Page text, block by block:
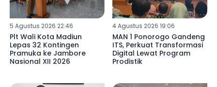
5 Agustus 2026 22:46
Plt Wali Kota Madiun
Lepas 32 Kontingen
Pramuka ke Jambore
Nasional XII 2026
4 Agustus 2026 19:06
MAN 1 Ponorogo Gandeng
ITS, Perkuat Transformasi
Digital Lewat Program
Prodistik